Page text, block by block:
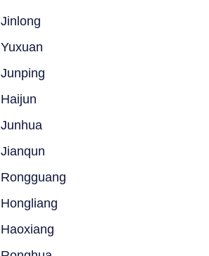
Jinlong
Yuxuan
Junping
Haijun
Junhua
Jianqun
Rongguang
Hongliang
Haoxiang